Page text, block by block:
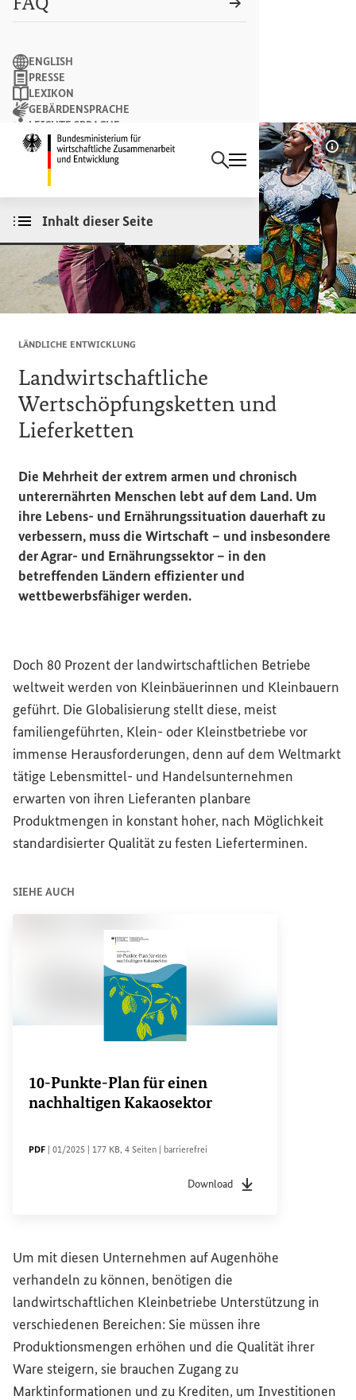
Startseite des
Suchbegriff
Suchen
ENGLISH
PRESSE
LEXIKON
GEBÄRDENSPRACHE
LEICHTE SPRACHE
NEWSLETTER
Inhalt dieser Seite
LÄNDLICHE ENTWICKLUNG
Landwirtschaftliche
Wertschöpfungsketten und
Lieferketten
Die Mehrheit der extrem armen und chronisch
unterernährten Menschen lebt auf dem Land. Um
ihre Lebens- und Ernährungssituation dauerhaft zu
verbessern, muss die Wirtschaft – und insbesondere
der Agrar- und Ernährungssektor – in den
betreffenden Ländern effizienter und
wettbewerbsfähiger werden.
Doch 80 Prozent der landwirtschaftlichen Betriebe
weltweit werden von Kleinbäuerinnen und Kleinbauern
geführt. Die Globalisierung stellt diese, meist
familiengeführten, Klein- oder Kleinstbetriebe vor
immense Herausforderungen, denn auf dem Weltmarkt
tätige Lebensmittel- und Handelsunternehmen
erwarten von ihren Lieferanten planbare
Produktmengen in konstant hoher, nach Möglichkeit
standardisierter Qualität zu festen Lieferterminen.
SIEHE AUCH
10-Punkte-Plan für einen
nachhaltigen Kakaosektor
DATEITYP
PDF Sachstandsdatum
01/2025 Dateigröße
177 KB, Seiten
4 Seiten Zugänglichkeit
barrierefrei
Download
DateityppdfSachstandsdatum
Um mit diesen Unternehmen auf Augenhöhe
verhandeln zu können, benötigen die
landwirtschaftlichen Kleinbetriebe Unterstützung in
verschiedenen Bereichen: Sie müssen ihre
Produktionsmengen erhöhen und die Qualität ihrer
Ware steigern, sie brauchen Zugang zu
Marktinformationen und zu Krediten, um Investitionen